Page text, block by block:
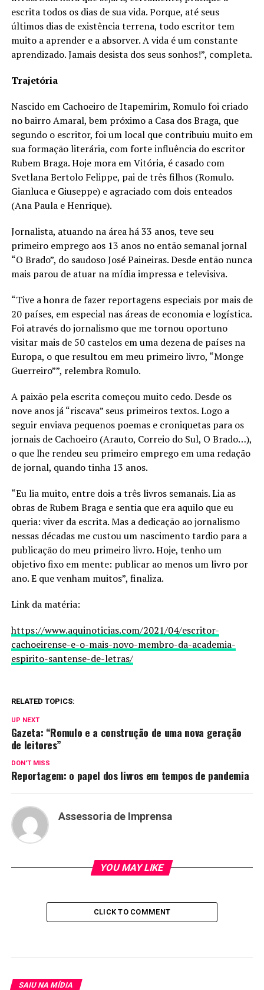
escrita todos os dias de sua vida. Porque, até seus
últimos dias de existência terrena, todo escritor tem
muito a aprender e a absorver. A vida é um constante
aprendizado. Jamais desista dos seus sonhos!”, completa.
Trajetória
Nascido em Cachoeiro de Itapemirim, Romulo foi criado
no bairro Amaral, bem próximo a Casa dos Braga, que
segundo o escritor, foi um local que contribuiu muito em
sua formação literária, com forte influência do escritor
Rubem Braga. Hoje mora em Vitória, é casado com
Svetlana Bertolo Felippe, pai de três filhos (Romulo.
Gianluca e Giuseppe) e agraciado com dois enteados
(Ana Paula e Henrique).
Jornalista, atuando na área há 33 anos, teve seu
primeiro emprego aos 13 anos no então semanal jornal
“O Brado”, do saudoso José Paineiras. Desde então nunca
mais parou de atuar na mídia impressa e televisiva.
“Tive a honra de fazer reportagens especiais por mais de
20 países, em especial nas áreas de economia e logística.
Foi através do jornalismo que me tornou oportuno
visitar mais de 50 castelos em uma dezena de países na
Europa, o que resultou em meu primeiro livro, “Monge
Guerreiro””, relembra Romulo.
A paixão pela escrita começou muito cedo. Desde os
nove anos já “riscava” seus primeiros textos. Logo a
seguir enviava pequenos poemas e croniquetas para os
jornais de Cachoeiro (Arauto, Correio do Sul, O Brado…),
o que lhe rendeu seu primeiro emprego em uma redação
de jornal, quando tinha 13 anos.
“Eu lia muito, entre dois a três livros semanais. Lia as
obras de Rubem Braga e sentia que era aquilo que eu
queria: viver da escrita. Mas a dedicação ao jornalismo
nessas décadas me custou um nascimento tardio para a
publicação do meu primeiro livro. Hoje, tenho um
objetivo fixo em mente: publicar ao menos um livro por
ano. E que venham muitos”, finaliza.
Link da matéria:
https://www.aquinoticias.com/2021/04/escritor-
cachoeirense-e-o-mais-novo-membro-da-academia-
espirito-santense-de-letras/
RELATED TOPICS:
UP NEXT
Gazeta: “Romulo e a construção de uma nova geração
de leitores”
DON'T MISS
Reportagem: o papel dos livros em tempos de pandemia
Assessoria de Imprensa
YOU MAY LIKE
CLICK TO COMMENT
SAIU NA MÍDIA